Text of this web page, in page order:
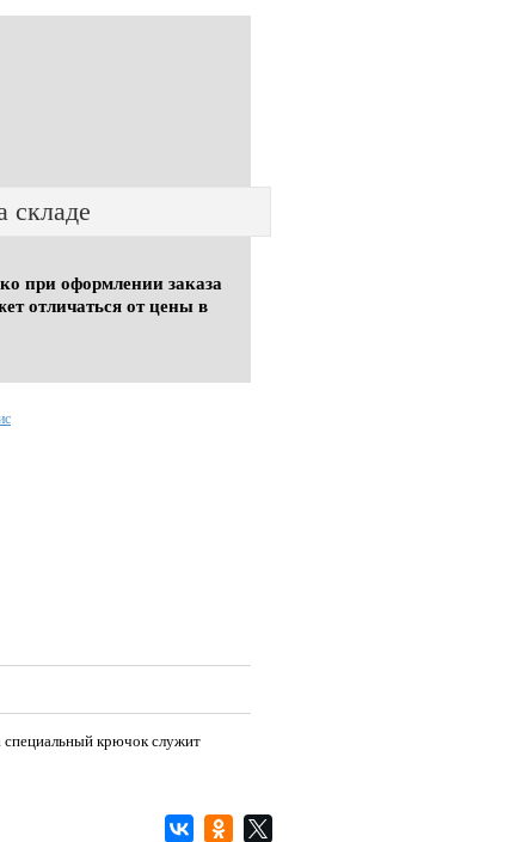
складе
при оформлении заказа
отличаться от цены в
специальный крючок служит